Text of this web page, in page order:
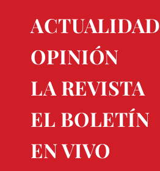
ACTUALIDAD
OPINIÓN
LA REVISTA
EL BOLETÍN
EN VIVO